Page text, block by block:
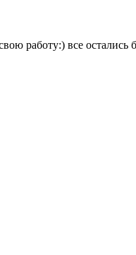
работу:) все остались